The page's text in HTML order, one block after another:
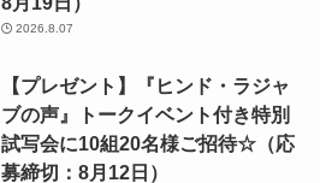
2026.8.07
【プレゼント】『ヒンド・ラジャ
ブの声』トークイベント付き特別
試写会に10組20名様ご招待☆（応
募締切：8月12日）